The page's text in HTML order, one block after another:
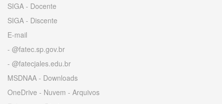
SIGA - Docente
SIGA - Discente
E-mail
- @fatec.sp.gov.br
- @fatecjales.edu.br
MSDNAA - Downloads
OneDrive - Nuvem - Arquivos